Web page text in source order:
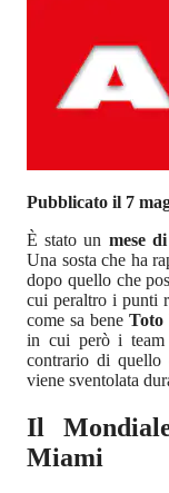
Pubblicato il 7
È stato un mese
Una sosta che ha
dopo quello che
cui peraltro i punti
come sa beneToto
in cui però i team
contrario di quello
viene sventolata
Il
Miami